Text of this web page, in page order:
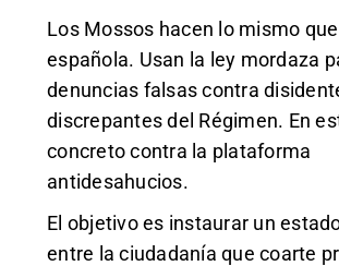
Los Mossos hacen lo mismo
española. Usan la ley mordaza
denuncias falsas contra
discrepantes del Régimen. En
concreto contra la plataforma
antidesahucios.
El objetivo es instaurar un
entre la ciudadanía que coarte